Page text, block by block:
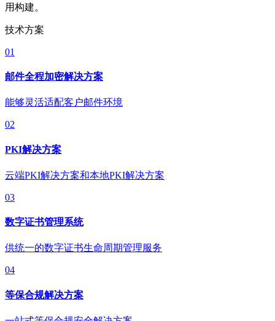
用构建。
技术方案
01
邮件全程加密解决方案
能够灵活适配客户邮件环境
02
PKI解决方案
云端PKI解决方案和本地PKI解决方案
03
数字证书管理系统
供统一的数字证书生命周期管理服务
04
等保合规解决方案